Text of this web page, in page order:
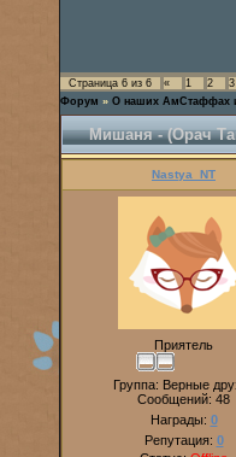
Страница 6 из 6 « 1 2 3
Форум » О наших АмСтаффах
Мишаня - (Орач
Nastya_NT
Приятель
Группа: Верные
Сообщений: 48
Награды: 0
Репутация: 0